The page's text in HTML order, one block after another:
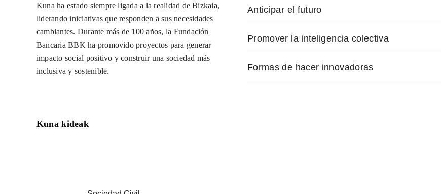
Kuna ha estado siempre ligada a la realidad de Bizkaia,
liderando iniciativas que responden a sus necesidades
cambiantes. Durante más de 100 años, la Fundación
Bancaria BBK ha promovido proyectos para generar
impacto social positivo y construir una sociedad más
inclusiva y sostenible.
Anticipar el futuro
Promover la inteligencia colectiva
Formas de hacer innovadoras
Kuna kideak